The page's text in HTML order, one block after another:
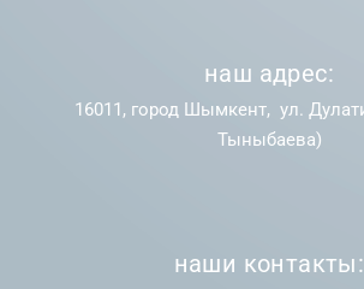
наш адрес:
16011, город Шымкент, ул.
Тыныбаева)
наши контакты: